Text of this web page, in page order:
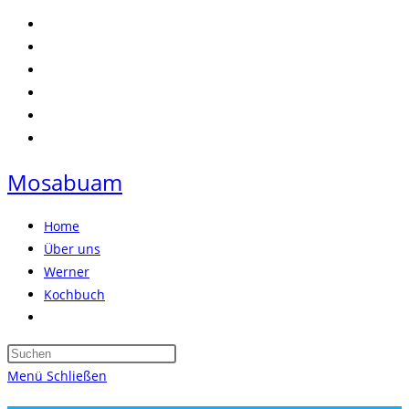
Zum
Inhalt
springen
Mosabuam
Home
Über uns
Werner
Kochbuch
umschalten
Press
Menü Schließen